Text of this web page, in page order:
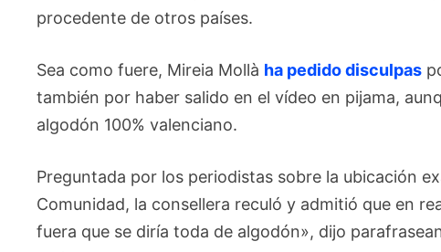
procedente de otros países.
Sea como fuere, Mireia Mollà ha pedido disculpas
también por haber salido en el vídeo en pijama,
algodón 100% valenciano.
Preguntada por los periodistas sobre la ubicación
Comunidad, la consellera reculó y admitió que en
fuera que se diría toda de algodón», dijo